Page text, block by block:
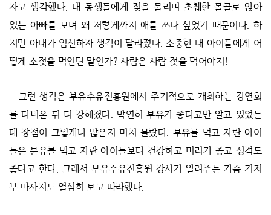
자고 생각했다. 내 동생들에게 젖을 물리며 초췌한 몰골로 앉아
있는 아빠를 보며 왜 저렇게까지 애를 쓰나 싶었기 때문이다. 하
지만 아내가 임신하자 생각이 달라졌다. 소중한 내 아이들에게 어
떻게 소젖을 먹인단 말인가? 사람은 사람 젖을 먹어야지!
그런 생각은 부유수유진흥원에서 주기적으로 개최하는 강연회
를 다녀온 뒤 더 강해졌다. 막연히 부유가 좋다고만 알고 있었는
데 장점이 그렇게나 많은지 미처 몰랐다. 부유를 먹고 자란 아이
들은 분유를 먹고 자란 아이들보다 건강하고 머리가 좋고 성격도
좋다고 한다. 그래서 부유수유진흥원 강사가 알려주는 가슴 기저
부 마사지도 열심히 보고 따라했다.